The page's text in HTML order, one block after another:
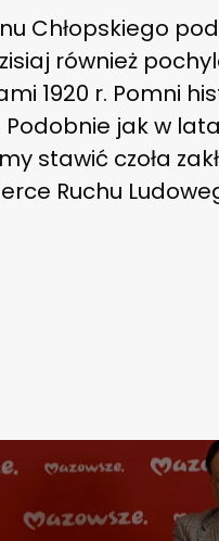
Chłopskiego
również
1920 r. Pomni
Podobnie jak w
stawić czoła
Ruchu